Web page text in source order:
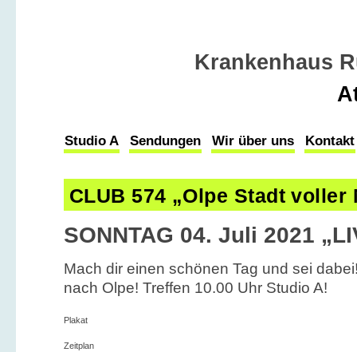
Krankenhaus
Studio A Sendungen Wir über uns Kontakt
CLUB 574 „Olpe Stadt voller
SONNTAG 04. Juli 2021
Mach dir einen schönen Tag und sei
nach Olpe! Treffen 10.00 Uhr Studio A!
Plakat
Zeitplan